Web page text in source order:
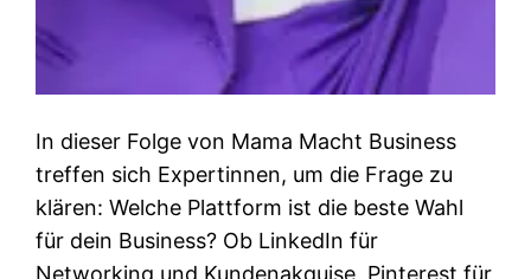
In dieser Folge von Mama Macht Business
treffen sich Expertinnen, um die Frage zu
klären: Welche Plattform ist die beste Wahl
für dein Business? Ob LinkedIn für
Networking und Kundenakquise, Pinterest für